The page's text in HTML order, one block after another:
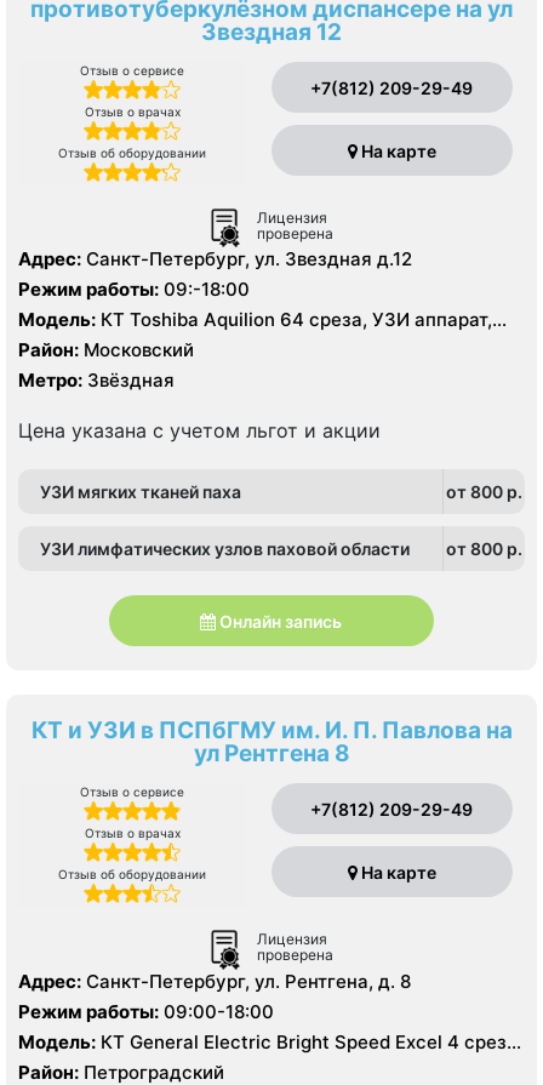
противотуберкулёзном диспансере на ул
Звездная 12
Отзыв о сервисе
Отзыв о врачах
Отзыв об оборудовании
+7(812) 209-29-49
На карте
Лицензия
проверена
Адрес: Санкт-Петербург, ул. Звездная д.12
Режим работы: 09:-18:00
Модель: КТ Toshiba Aquilion 64 среза, УЗИ аппарат,
рентген
Район: Московский
Метро: Звёздная
Цена указана с учетом льгот и акции
УЗИ мягких тканей паха от 800 p.
УЗИ лимфатических узлов паховой области от 800 p.
Онлайн запись
КТ и УЗИ в ПСПбГМУ им. И. П. Павлова на
ул Рентгена 8
Отзыв о сервисе
Отзыв о врачах
Отзыв об оборудовании
+7(812) 209-29-49
На карте
Лицензия
проверена
Адрес: Санкт-Петербург, ул. Рентгена, д. 8
Режим работы: 09:00-18:00
Модель: КТ General Electric Bright Speed Excel 4 среза,
УЗИ
Район: Петроградский